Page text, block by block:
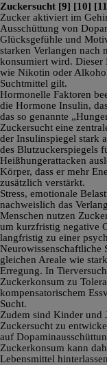
Zuckersucht [9] [10]
Zucker aktiviert im
Ausschüttung von
Glücksgefühle und
starken Verlangen nach
konsumiert wird. Dieser
wie Nikotin oder
Suchtmittel gilt.
Hormonelle Faktoren
die Hormone Insulin,
das so genannte
Zuckersucht eine
der Insulinspiegel stark
des Blutzuckerspiegels
Heißhungerattacken
Körper, dass er mehr
zusätzlich verstärkt.
Stress, emotionale
nachweislich das
Menschen nutzen
um kurzfristig negative
langfristig zu einer
Neurowissenschaftliche
gleichen Areale wie
Erregung. In
Zuckerkonsum zu
kompensatorischem
Sucht.
Zudem sind Kinder und
Zuckersucht zu
auf
Zuckerkonsum kann
Lebensmittel